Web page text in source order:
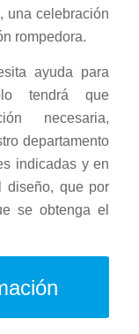
una celebración
rompedora.
ayuda para
tendrá que
necesaria,
departamento
indicadas y en
diseño, que por
se obtenga el